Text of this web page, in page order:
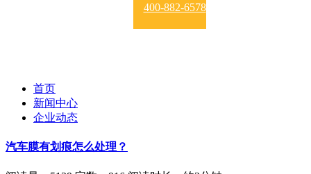
400-882-6578
首页
新闻中心
企业动态
汽车膜有划痕怎么处理？